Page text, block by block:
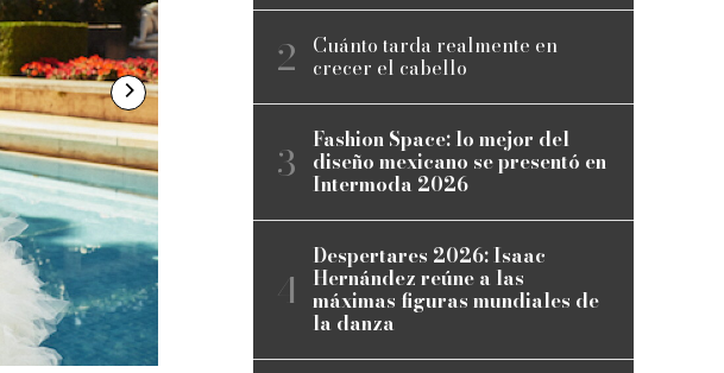
Cuánto tarda realmente en
crecer el cabello
Fashion Space: lo mejor del
diseño mexicano se presentó en
Intermoda 2026
Despertares 2026: Isaac
Hernández reúne a las
máximas figuras mundiales de
la danza